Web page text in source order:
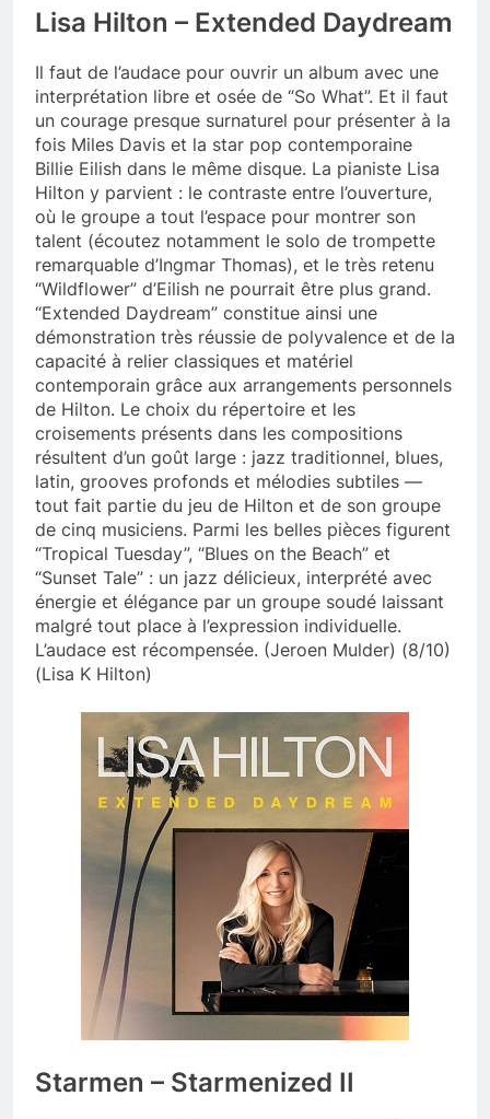
Lisa Hilton – Extended Daydream
Il faut de l’audace pour ouvrir un album avec une
interprétation libre et osée de “So What”. Et il faut
un courage presque surnaturel pour présenter à la
fois Miles Davis et la star pop contemporaine
Billie Eilish dans le même disque. La pianiste Lisa
Hilton y parvient : le contraste entre l’ouverture,
où le groupe a tout l’espace pour montrer son
talent (écoutez notamment le solo de trompette
remarquable d’Ingmar Thomas), et le très retenu
“Wildflower” d’Eilish ne pourrait être plus grand.
“Extended Daydream” constitue ainsi une
démonstration très réussie de polyvalence et de la
capacité à relier classiques et matériel
contemporain grâce aux arrangements personnels
de Hilton. Le choix du répertoire et les
croisements présents dans les compositions
résultent d’un goût large : jazz traditionnel, blues,
latin, grooves profonds et mélodies subtiles —
tout fait partie du jeu de Hilton et de son groupe
de cinq musiciens. Parmi les belles pièces figurent
“Tropical Tuesday”, “Blues on the Beach” et
“Sunset Tale” : un jazz délicieux, interprété avec
énergie et élégance par un groupe soudé laissant
malgré tout place à l’expression individuelle.
L’audace est récompensée. (Jeroen Mulder) (8/10)
(Lisa K Hilton)
Starmen – Starmenized II